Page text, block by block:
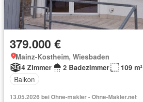
379.000 €
Mainz-Kostheim, Wiesbaden
4 Zimmer
2 Badezimmer
109 m²
Balkon
13.05.2026 bei Ohne-makler - Ohne-Makler.net